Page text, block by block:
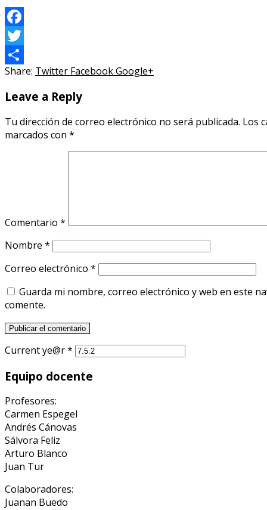
Facebook
Twitter
Compartir
Share: Twitter FacebookGoogle+
Leave a Reply
Tu dirección de correo electrónico no será publicada. Los
marcados con *
Comentario *
Nombre *
Correo electrónico *
Guarda mi nombre, correo electrónico y web en este
comente.
Current ye@r*
Equipo docente
Profesores:
Carmen Espegel
Andrés Cánovas
Sálvora Feliz
Arturo Blanco
Juan Tur
Colaboradores:
Juanan Buedo